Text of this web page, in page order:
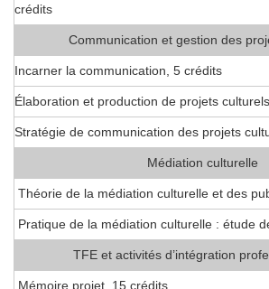
crédits
Communication et gestion des
Incarner la communication, 5 crédits
Élaboration et production de projets
Stratégie de communication des projets
Médiation culturelle
Théorie de la médiation culturelle et des
Pratique de la médiation culturelle : étude
TFE et activités d’intégration
Mémoire projet, 15 crédits